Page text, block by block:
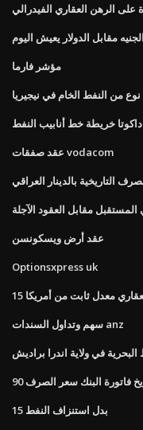
على الرهن العقاري الفيدرالي
الجنيه مقابل الدولار يعيش اليوم
مؤشر فارما
نوع من النفط الخام في نيجيريا
خريطة خط أنابيب النفط
عقد صفقات vodacom
التاريخية بالدينار العراقي
مقابل العقود الآجلة
عقد أرض ويسكونسن
Optionsxpress uk
معدل ثابت من أمريكا
سهم وتداول السندات anz
في ولاية اندرا براديش
فاتورة البنك سعر الصرف
15 بدل استنزاف النفط